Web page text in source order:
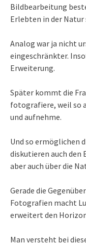
Bildbearbeitung
Erlebten in der Natur
Analog war ja nicht
eingeschränkter.
Erweiterung.
Später kommt die
fotografiere, weil so
und aufnehme.
Und so ermöglichen
diskutieren auch den
aber auch über die
Gerade die
Fotografien macht
erweitert den
Man versteht bei